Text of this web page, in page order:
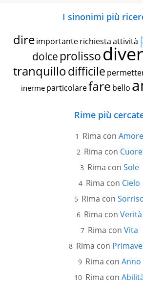
I sinonimi più
dire importante richiestaattività
dolce prolisso
tranquillodifficile
inerme particolarefare bello
Rime più
Rima con Amore
Rima con Cuore
Rima con Sole
Rima con Cielo
Rima con
Rima con Verità
Rima con Vita
Rima con
Rima con Anno
Rima con